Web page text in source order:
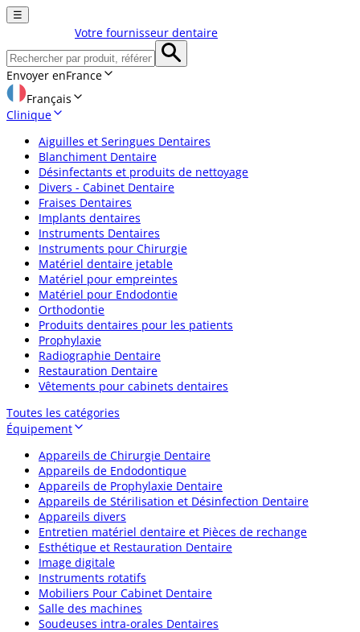
☰
Votre fournisseur dentaire
Envoyer enFrance
Français
Clinique
Aiguilles et Seringues Dentaires
Blanchiment Dentaire
Désinfectants et produits de nettoyage
Divers - Cabinet Dentaire
Fraises Dentaires
Implants dentaires
Instruments Dentaires
Instruments pour Chirurgie
Matériel dentaire jetable
Matériel pour empreintes
Matériel pour Endodontie
Orthodontie
Produits dentaires pour les patients
Prophylaxie
Radiographie Dentaire
Restauration Dentaire
Vêtements pour cabinets dentaires
Toutes les catégories
Équipement
Appareils de Chirurgie Dentaire
Appareils de Endodontique
Appareils de Prophylaxie Dentaire
Appareils de Stérilisation et Désinfection Dentaire
Appareils divers
Entretien matériel dentaire et Pièces de rechange
Esthétique et Restauration Dentaire
Image digitale
Instruments rotatifs
Mobiliers Pour Cabinet Dentaire
Salle des machines
Soudeuses intra-orales Dentaires